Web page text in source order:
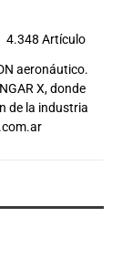
4.348 Artículo
aeronáutico.
X, donde
de la industria